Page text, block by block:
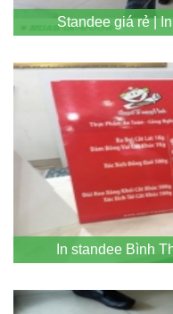
Standee giá rẻ |
In standee Bình